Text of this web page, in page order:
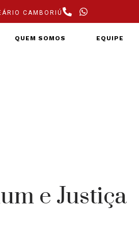
CAMBORIÚ
QUEM SOMOS EQUIPE
e Justiça